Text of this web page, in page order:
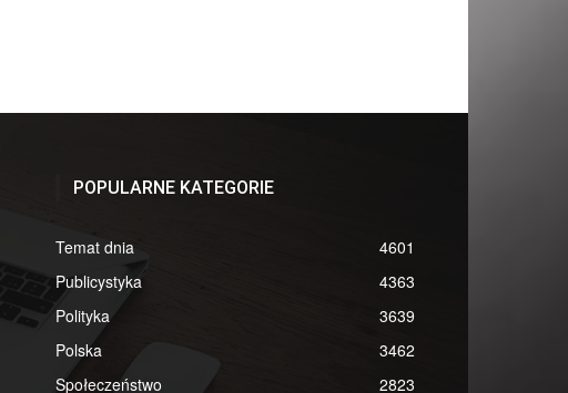
POPULARNE KATEGORIE
Temat dnia
4601
Publicystyka
4363
Polityka
3639
Polska
3462
Społeczeństwo
2823